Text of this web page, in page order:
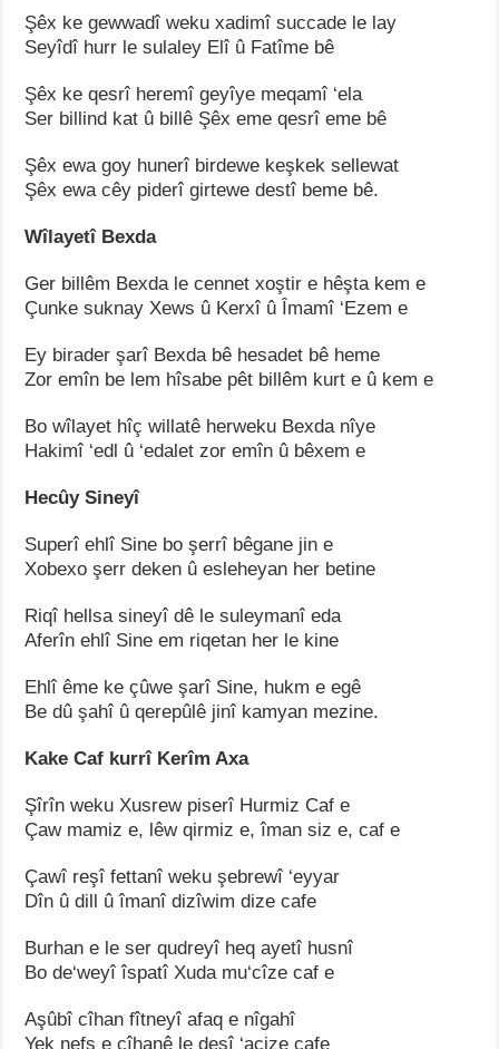
Şêx ke gewwadî weku xadimî succade le lay
Seyîdî hurr le sulaley Elî û Fatîme bê
Şêx ke qesrî heremî geyîye meqamî ‘ela
Ser billind kat û billê Şêx eme qesrî eme bê
Şêx ewa goy hunerî birdewe keşkek sellewat
Şêx ewa cêy piderî girtewe destî beme bê.
Wîlayetî Bexda
Ger billêm Bexda le cennet xoştir e hêşta kem e
Çunke suknay Xews û Kerxî û Îmamî ‘Ezem e
Ey birader şarî Bexda bê hesadet bê heme
Zor emîn be lem hîsabe pêt billêm kurt e û kem e
Bo wîlayet hîç willatê herweku Bexda nîye
Hakimî ‘edl û ‘edalet zor emîn û bêxem e
Hecûy Sineyî
Superî ehlî Sine bo şerrî bêgane jin e
Xobexo şerr deken û esleheyan her betine
Riqî hellsa sineyî dê le suleymanî eda
Aferîn ehlî Sine em riqetan her le kine
Ehlî ême ke çûwe şarî Sine, hukm e egê
Be dû şahî û qerepûlê jinî kamyan mezine.
Kake Caf kurrî Kerîm Axa
Şîrîn weku Xusrew piserî Hurmiz Caf e
Çaw mamiz e, lêw qirmiz e, îman siz e, caf e
Çawî reşî fettanî weku şebrewî ‘eyyar
Dîn û dill û îmanî dizîwim dize cafe
Burhan e le ser qudreyî heq ayetî husnî
Bo de‘weyî îspatî Xuda mu‘cîze caf e
Aşûbî cîhan fîtneyî afaq e nîgahî
Yek nefs e cîhanê le desî ‘acize cafe